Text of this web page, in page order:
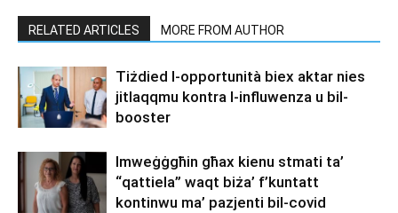
RELATED ARTICLES MORE FROM AUTHOR
Tiżdied l-opportunità biex aktar nies
jitlaqqmu kontra l-influwenza u bil-
booster
Imweġġgħin għax kienu stmati ta’
“qattiela” waqt biża’ f’kuntatt
kontinwu ma’ pazjenti bil-covid